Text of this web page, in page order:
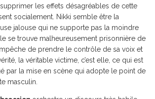
les effets désagréables de cette
socialement. Nikki semble être la
jalouse qui ne supporte pas la moindre
se trouve malheureusement prisonnière de
de prendre le contrôle de sa voix et
la véritable victime, c’est elle, ce qui est
par la mise en scène qui adopte le point de
masculin.